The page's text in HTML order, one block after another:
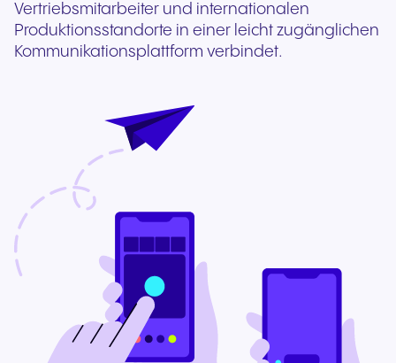
Vertriebsmitarbeiter und internationalen
Produktionsstandorte in einer leicht zugänglichen
Kommunikationsplattform verbindet.